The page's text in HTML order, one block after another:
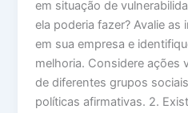
em situação de
ela poderia fazer? Avalie as
em sua empresa e
melhoria. Considere ações
de diferentes grupos
políticas afirmativas. 2.